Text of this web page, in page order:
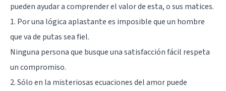
pueden ayudar a comprender el valor de esta, o sus matices.
1. Por una lógica aplastante es imposible que un hombre
que va de putas sea fiel.
Ninguna persona que busque una satisfacción fácil respeta
un compromiso.
2. Sólo en la misteriosas ecuaciones del amor puede